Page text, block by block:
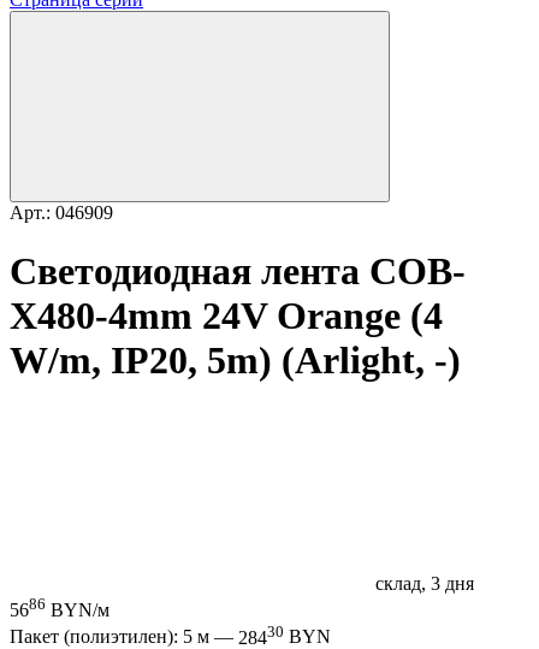
Арт.: 046909
Светодиодная лента COB-
X480-4mm 24V Orange (4
W/m, IP20, 5m) (Arlight, -)
склад, 3 дня
5686 BYN/м
Пакет (полиэтилен): 5 м — 28430 BYN